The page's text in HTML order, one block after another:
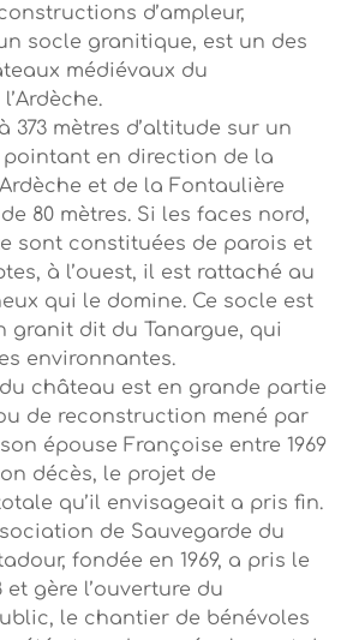
d’ampleur,
socle granitique, est un des
médiévaux du
373 mètres d’altitude sur un
pointant en direction de la
et de la Fontaulière
80 mètres. Si les faces nord,
sont constituées de parois et
à l’ouest, il est rattaché au
qui le domine. Ce socle est
granit dit du Tanargue, qui
environnantes.
château est en grande partie
de reconstruction mené par
épouse Françoise entre 1969
décès, le projet de
qu’il envisageait a pris fin.
de Sauvegarde du
fondée en 1969, a pris le
et gère l’ouverture du
le chantier de bénévoles